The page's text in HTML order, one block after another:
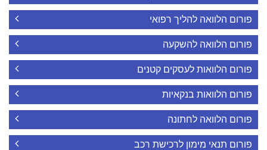
פורום הלוואה להליך רפואי
פורום הלוואה להשקעה
פורום הלוואות לעסקים קטנים
פורום הלוואות בנקאיות
פורום הלוואה לחתונה
פורום תנאי מימון לרכישת רכב